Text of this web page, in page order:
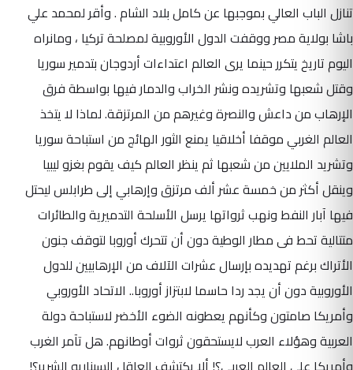
تنازل الباب العالي بموجبها عن كامل بلاد الشام . وأقر لمحمد علي
باشا بولاية مصر ووقفت الدول الأوروبية لمصلحة تركيا ، ومانراه
اليوم تاريخ يتكرر حينما يرى العالم اعتداءات أردوجان بتدمير سوريا
وقتل شعبها وتشريده ونشر الخراب والدمار فيها بواسطة فرق
الإرهاب من داعش والنصرة وغيرهم من المرتزقة. لماذا لا يتخذ
العالم الغربي موقفا أخلاقيا يمنع الثور الهائج من استباحة سوريا
وتشريد الملايين من شعبها ثم ينظر العالم كيف يقوم بغزو ليبيا
وينقل أكثر من خمسة عشر ألف مرتزق وإرهابي إلى طرابلس ليحتل
فيها آبار النفط ونهب ثرواتها يرسل الأسلحة التدميرية والطائرات
متتالية تحط فى مطار الوطية دون أن تتحرك أوروبا لتوقف جنون
الأتراك برغم تهديده بإرسال عشرات الآلاف من الإرهابيين للدول
الأوروبية دون أن يجد ردا حاسما لابتزاز أوروبا.. الاتحاد الأوروبي
وأمريكا صامتون وكأنهم يعطونه الضوء الأخضر لاستباحة دولة
العربية وهؤلاء العرب لايستحقون ثروات أوطانهم. هل تآمر الغرب